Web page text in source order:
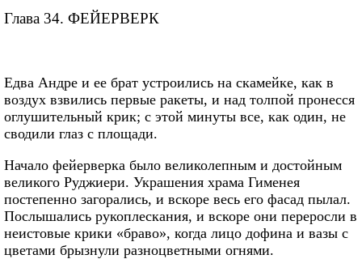
Глава 34. ФЕЙЕРВЕРК
Едва Андре и ее брат устроились на скамейке, как в
воздух взвились первые ракеты, и над толпой пронесся
оглушительный крик; с этой минуты все, как один, не
сводили глаз с площади.
Начало фейерверка было великолепным и достойным
великого Руджиери. Украшения храма Гименея
постепенно загорались, и вскоре весь его фасад пылал.
Послышались рукоплескания, и вскоре они переросли в
неистовые крики «браво», когда лицо дофина и вазы с
цветами брызнули разноцветными огнями.